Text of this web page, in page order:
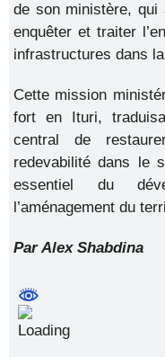
de son ministère, qui
enquêter et traiter
infrastructures dans
Cette mission
fort en Ituri,
central de
redevabilité dans le
essentiel du
l’aménagement du
Par Alex Shabdina